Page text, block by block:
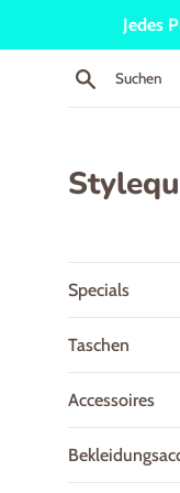
Jedes
Suchen
Specials
Taschen
Accessoires